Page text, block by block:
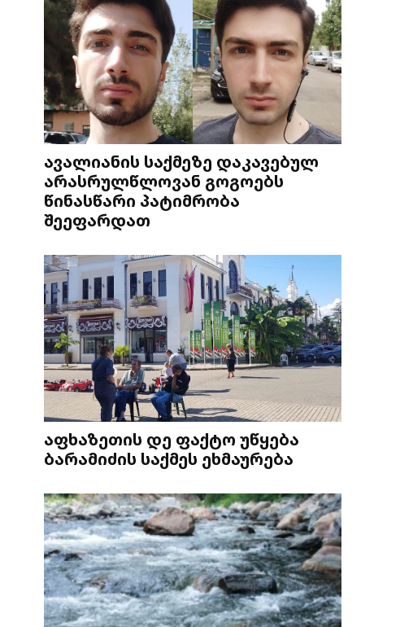
ავალიანის საქმეზე დაკავებულ
არასრულწლოვან გოგოებს
წინასწარი პატიმრობა
შეეფარდათ
აფხაზეთის დე ფაქტო უწყება
ბარამიძის საქმეს ეხმაურება